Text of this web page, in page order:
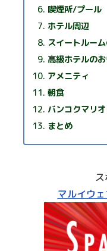
喫煙所/プール
ホテル周辺
スイートルー
高級ホテルの
アメニティ
朝食
バンコクマリ
まとめ
マルイウ